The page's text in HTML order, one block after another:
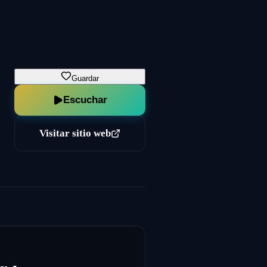
Guardar
Escuchar
Visitar sitio web